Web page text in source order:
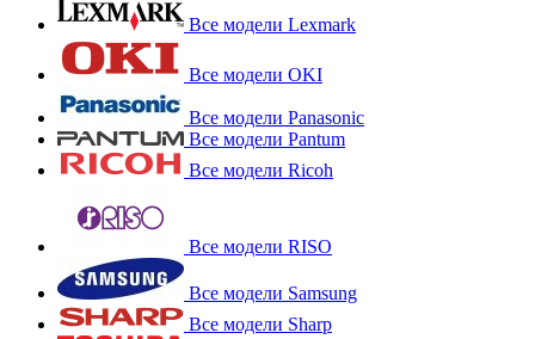
Все модели Lexmark
Все модели OKI
Все модели Panasonic
Все модели Pantum
Все модели Ricoh
Все модели RISO
Все модели Samsung
Все модели Sharp